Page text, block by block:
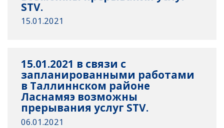
STV.
15.01.2021
15.01.2021 в связи с
запланированными работами
в Таллиннском районе
Ласнамяэ возможны
прерывания услуг STV.
06.01.2021